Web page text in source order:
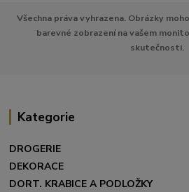
Všechna práva vyhrazena. Obrázky
barevné zobrazení na vašem
skutečnosti.
Kategorie
DROGERIE
DEKORACE
DORT. KRABICE A PODLOŽKY